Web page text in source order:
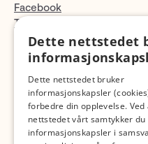
Facebook
TikTok
Fotopodden
Dette nettstedet
Dette nettstedet bruker
informasjonskapsler
forbedre din opplevelse. Ved
nettstedet vårt samtykker du
informasjonskapsler i